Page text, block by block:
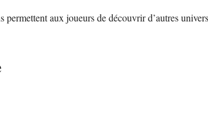
permettent aux joueurs de découvrir d’autres